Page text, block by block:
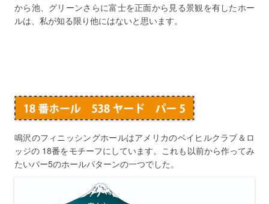
から池、グリーンさらに富士を正面から見る景観を有したホー
ルは、私が知る限り他にはないと思います。
鳴沢のフィニッシングホールはアメリカのベイヒルクラブ＆ロ
ッジの 18番をモチーフにしています。これも以前から作ってみ
たいパー5のホールパターンの一つでした。